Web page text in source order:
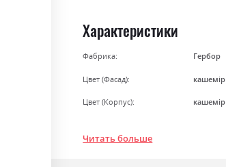
beginning
of
the
gallery
Характеристики
Фабрика: Гербор
Цвет (Фасад): кашемір
Цвет (Корпус): кашемір
Читать больше